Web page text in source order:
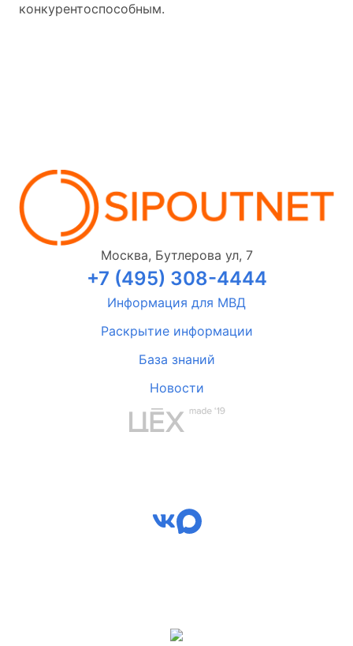
конкурентоспособным.
Москва, Бутлерова ул, 7
+7 (495) 308-4444
Информация для МВД
Раскрытие информации
База знаний
Новости